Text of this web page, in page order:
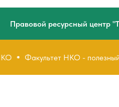
Правовой ресурсный центр
НКО - полезный telegram-